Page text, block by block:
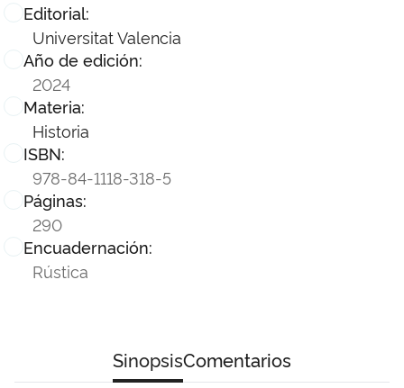
Editorial:
Universitat Valencia
Año de edición:
2024
Materia:
Historia
ISBN:
978-84-1118-318-5
Páginas:
290
Encuadernación:
Rústica
SinopsisComentarios